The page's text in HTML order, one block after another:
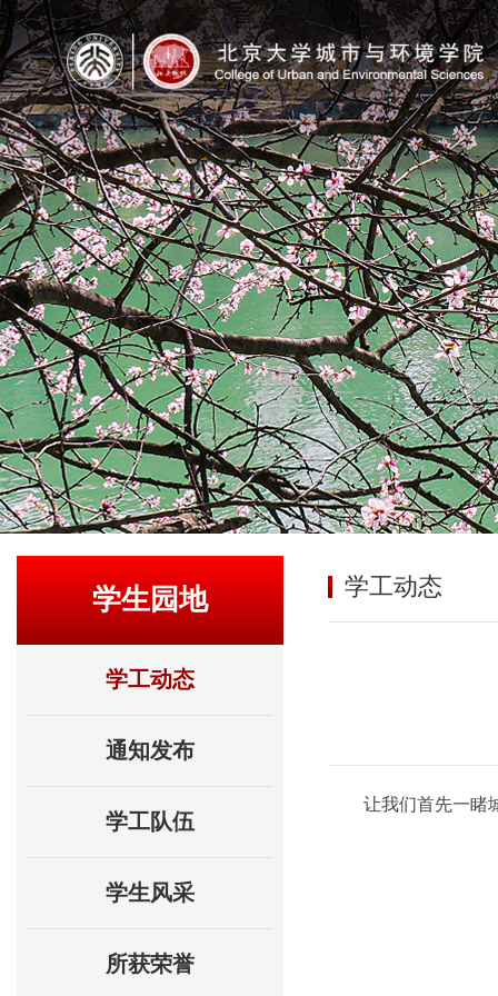
学生园地
学工动态
通知发布
学工队伍
学生风采
所获荣誉
学工动态
让我们首先一睹